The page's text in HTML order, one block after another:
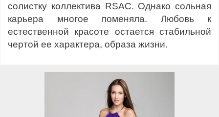
солистку коллектива RSAC. Однако сольная
карьера многое поменяла. Любовь к
естественной красоте остается стабильной
чертой ее характера, образа жизни.